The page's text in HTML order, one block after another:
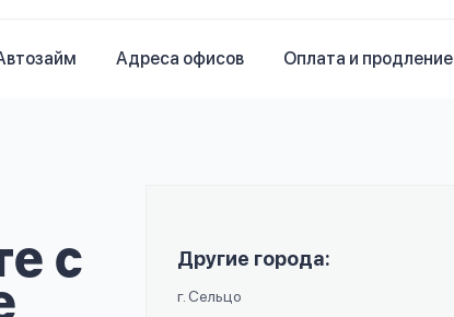
Адреса офисов Оплата и продление
с
Другие города:
г. Сельцо